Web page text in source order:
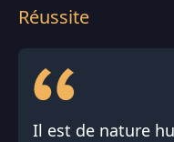
Réussite
Il est de nature